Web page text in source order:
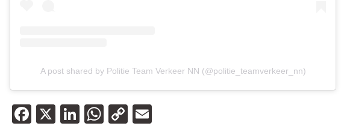
A post shared by Politie Team Verkeer NN (@politie_teamverkeer_nn)
Facebook
X LinkedIn
WhatsApp
Copy